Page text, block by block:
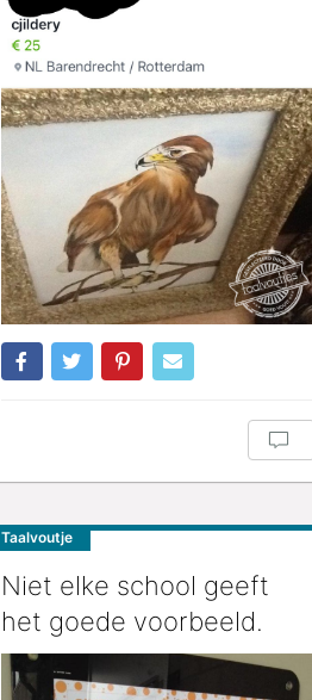
Taalvoutje
Niet elke school geeft
het goede voorbeeld.